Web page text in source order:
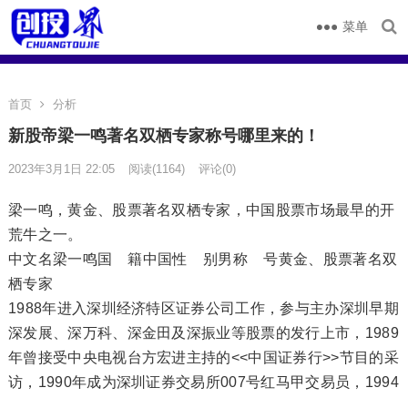
菜单
首页 分析
新股帝梁一鸣著名双栖专家称号哪里来的！
2023年3月1日 22:05 阅读(1164) 评论(0)
梁一鸣，黄金、股票著名双栖专家，中国股票市场最早的开
荒牛之一。
中文名梁一鸣国 籍中国性 别男称 号黄金、股票著名双
栖专家
1988年进入深圳经济特区证券公司工作，参与主办深圳早期
深发展、深万科、深金田及深振业等股票的发行上市，1989
年曾接受中央电视台方宏进主持的<<中国证券行>>节目的采
访，1990年成为深圳证券交易所007号红马甲交易员，1994